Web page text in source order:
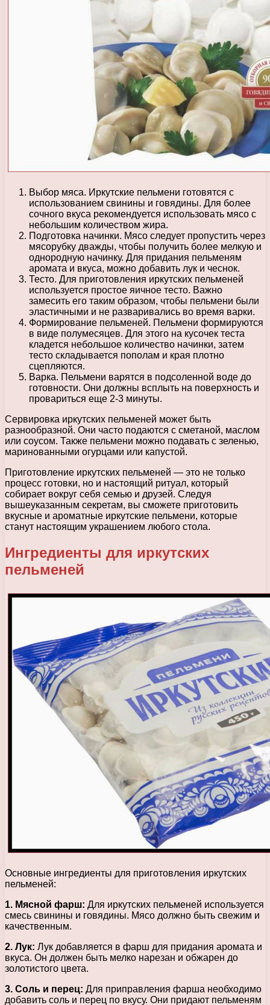
Выбор мяса. Иркутские пельмени готовятся с
использованием свинины и говядины. Для более
сочного вкуса рекомендуется использовать мясо с
небольшим количеством жира.
Подготовка начинки. Мясо следует пропустить через
мясорубку дважды, чтобы получить более мелкую и
однородную начинку. Для придания пельменям
аромата и вкуса, можно добавить лук и чеснок.
Тесто. Для приготовления иркутских пельменей
используется простое яичное тесто. Важно
замесить его таким образом, чтобы пельмени были
эластичными и не разваривались во время варки.
Формирование пельменей. Пельмени формируются
в виде полумесяцев. Для этого на кусочек теста
кладется небольшое количество начинки, затем
тесто складывается пополам и края плотно
сцепляются.
Варка. Пельмени варятся в подсоленной воде до
готовности. Они должны всплыть на поверхность и
провариться еще 2-3 минуты.
Сервировка иркутских пельменей может быть
разнообразной. Они часто подаются с сметаной, маслом
или соусом. Также пельмени можно подавать с зеленью,
маринованными огурцами или капустой.
Приготовление иркутских пельменей — это не только
процесс готовки, но и настоящий ритуал, который
собирает вокруг себя семью и друзей. Следуя
вышеуказанным секретам, вы сможете приготовить
вкусные и ароматные иркутские пельмени, которые
станут настоящим украшением любого стола.
Ингредиенты для иркутских
пельменей
Основные ингредиенты для приготовления иркутских
пельменей:
1. Мясной фарш: Для иркутских пельменей используется
смесь свинины и говядины. Мясо должно быть свежим и
качественным.
2. Лук: Лук добавляется в фарш для придания аромата и
вкуса. Он должен быть мелко нарезан и обжарен до
золотистого цвета.
3. Соль и перец: Для приправления фарша необходимо
добавить соль и перец по вкусу. Они придают пельменям